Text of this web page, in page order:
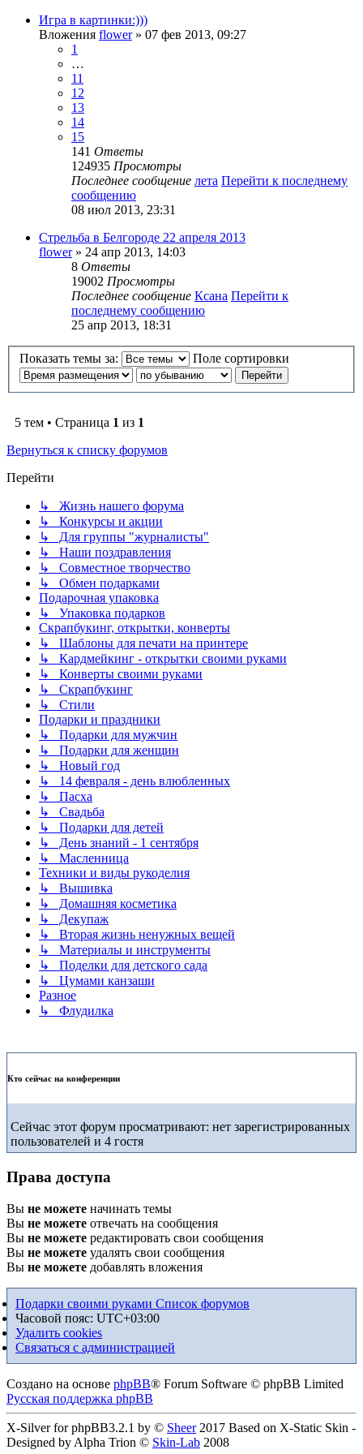
Игра в картинки:)))
Вложения flower» 07 фев 2013, 09:27
1
…
11
12
13
14
15
141 Ответы
124935 Просмотры
Последнее сообщение лета Перейти к последнему
сообщению
08 июл 2013, 23:31
Стрельба в Белгороде 22 апреля 2013
flower» 24 апр 2013, 14:03
8 Ответы
19002 Просмотры
Последнее сообщение Ксана Перейти к
последнему сообщению
25 апр 2013, 18:31
Показать темы за: Поле сортировки
5 тем • Страница 1 из 1
Вернуться к списку форумов
Перейти
↳ Жизнь нашего форума
↳ Конкурсы и акции
↳ Для группы "журналисты"
↳ Наши поздравления
↳ Совместное творчество
↳ Обмен подарками
Подарочная упаковка
↳ Упаковка подарков
Скрапбукинг, открытки, конверты
↳ Шаблоны для печати на принтере
↳ Кардмейкинг - открытки своими руками
↳ Конверты своими руками
↳ Скрапбукинг
↳ Стили
Подарки и праздники
↳ Подарки для мужчин
↳ Подарки для женщин
↳ Новый год
↳ 14 февраля - день влюбленных
↳ Пасха
↳ Свадьба
↳ Подарки для детей
↳ День знаний - 1 сентября
↳ Масленница
Техники и виды рукоделия
↳ Вышивка
↳ Домашняя косметика
↳ Декупаж
↳ Вторая жизнь ненужных вещей
↳ Материалы и инструменты
↳ Поделки для детского сада
↳ Цумами канзаши
Разное
↳ Флудилка
Кто сейчас на конференции
Сейчас этот форум просматривают: нет зарегистрированных
пользователей и 4 гостя
Права доступа
Вы не можете начинать темы
Вы не можете отвечать на сообщения
Вы не можете редактировать свои сообщения
Вы не можете удалять свои сообщения
Вы не можете добавлять вложения
Подарки своими руками Список форумов
Часовой пояс: UTC+03:00
Удалить cookies
Связаться с администрацией
Создано на основе phpBB® Forum Software © phpBB Limited
Русская поддержка phpBB
X-Silver for phpBB3.2.1 by © Sheer2017 Based on X-Static Skin -
Designed by Alpha Trion © Skin-Lab 2008